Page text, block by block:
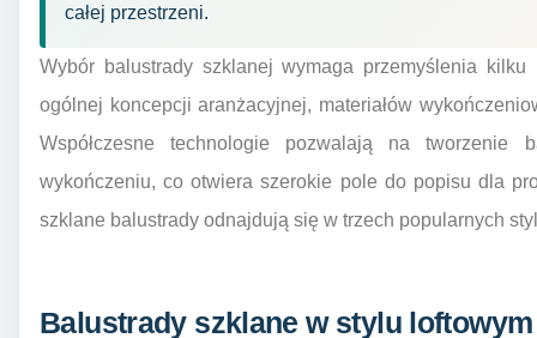
całej przestrzeni.
Wybór balustrady szklanej wymaga przemyślenia
ogólnej koncepcji aranżacyjnej, materiałów
Współczesne technologie pozwalają na tworzenie
wykończeniu, co otwiera szerokie pole do popisu dla
szklane balustrady odnajdują się w trzech popularnych
Balustrady szklane w stylu loftowym